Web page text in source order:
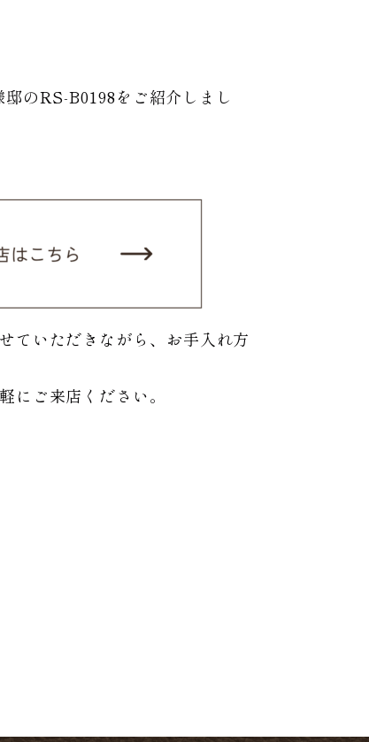
のRS-B0198をご紹介しまし
ていただきながら、お手入れ方
ご来店ください。